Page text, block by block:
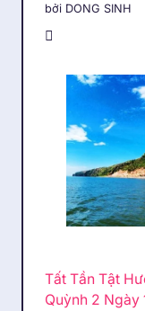
bởi DONG SINH
Tất Tần Tật
Quỳnh 2 Ngày